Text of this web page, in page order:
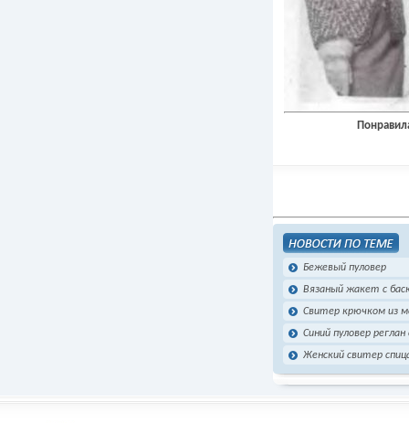
Бежевый пуловер
Вязаный жакет с
Свитер крючком из
Синий пуловер реглан
Женский свитер